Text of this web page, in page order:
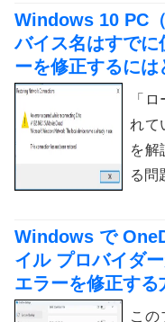
Windows 10 PC
バイス名はすでに
ーを修正するには
「
れて
を解
る問
Windows で
イル プロバイダ
エラーを修正する
この